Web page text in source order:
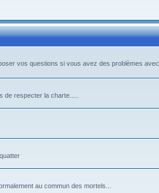
vos questions si vous avez des problèmes avec
de respecter la charte.....
au commun des mortels...